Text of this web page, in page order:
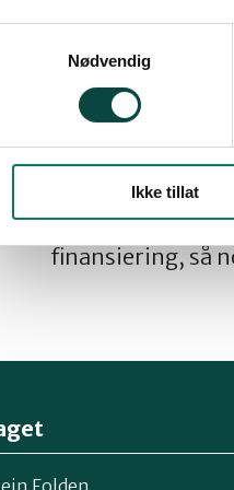
Nødvendig
Ikke tillat
Eikrem i
føremålet. I alle
finansiering, så
Folden